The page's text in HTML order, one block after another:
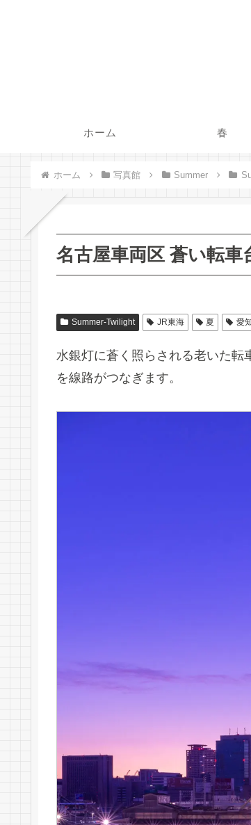
ホーム 春
ホーム 写真館 Summer
名古屋車両区 蒼い転車
Summer-Twilight JR東海 夏 愛
水銀灯に蒼く照らされる老いた
を線路がつなぎます。